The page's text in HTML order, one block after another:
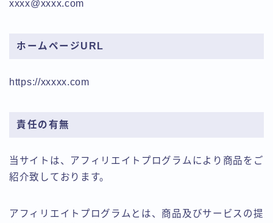
xxxx@xxxx.com
ホームページURL
https://xxxxx.com
責任の有無
当サイトは、アフィリエイトプログラムにより商品をご
紹介致しております。
アフィリエイトプログラムとは、商品及びサービスの提